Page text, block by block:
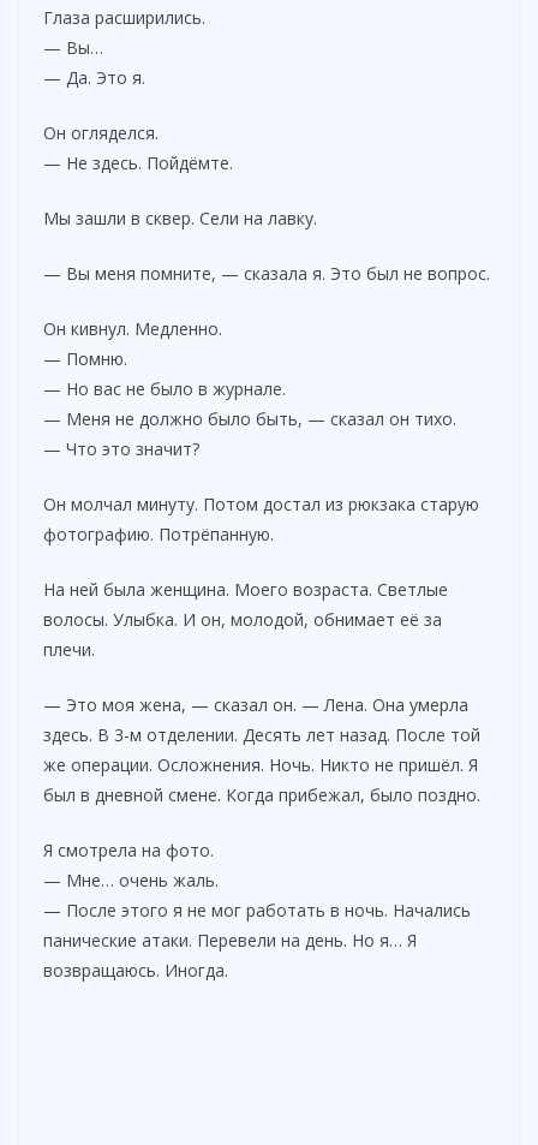
Глаза расширились.
— Вы…
— Да. Это я.
Он огляделся.
— Не здесь. Пойдёмте.
Мы зашли в сквер. Сели на лавку.
— Вы меня помните, — сказала я. Это был не вопрос.
Он кивнул. Медленно.
— Помню.
— Но вас не было в журнале.
— Меня не должно было быть, — сказал он тихо.
— Что это значит?
Он молчал минуту. Потом достал из рюкзака старую
фотографию. Потрёпанную.
На ней была женщина. Моего возраста. Светлые
волосы. Улыбка. И он, молодой, обнимает её за
плечи.
— Это моя жена, — сказал он. — Лена. Она умерла
здесь. В 3-м отделении. Десять лет назад. После той
же операции. Осложнения. Ночь. Никто не пришёл. Я
был в дневной смене. Когда прибежал, было поздно.
Я смотрела на фото.
— Мне… очень жаль.
— После этого я не мог работать в ночь. Начались
панические атаки. Перевели на день. Но я… Я
возвращаюсь. Иногда.